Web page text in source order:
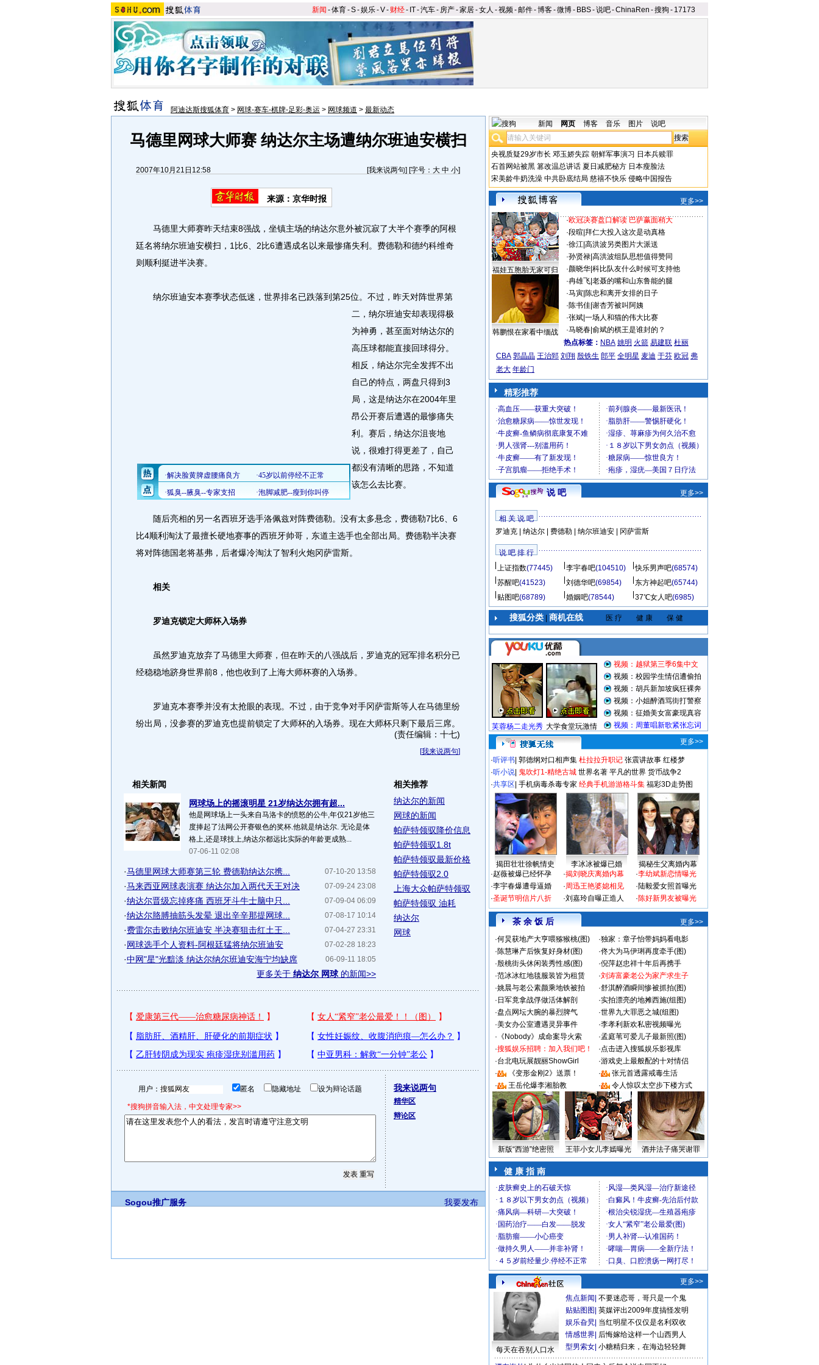
新闻 -体育-S-娱乐-V- 财经- IT-汽车- 房产-家居-女人 -视频-邮件-博客-微博- BBS-说吧-ChinaRen -搜狗 - 17173
阿迪达斯搜狐体育 > 网球-赛车-棋牌-足彩-奥运 > 网球频道 > 最新动态
马德里网球大师赛 纳达尔主场遭纳尔班迪安横扫
2007年10月21日12:58 [我来说两句] [字号： 大 中 小]
来源：京华时报
马德里大师赛昨天结束8强战，坐镇主场的纳达尔意外被沉寂了大半个赛季的阿根
廷名将纳尔班迪安横扫，1比6、2比6遭遇成名以来最惨痛失利。费德勒和德约科维奇
则顺利挺进半决赛。
纳尔班迪安本赛季状态低迷，世界排名已跌落到第25位。 不过，昨天对阵世界第
二，纳尔班迪安却表现得极
为神勇，甚至面对纳达尔的
高压球都能直接回球得分。
相反，纳达尔完全发挥不出
自己的特点，两盘只得到3
局，这是纳达尔在2004年里
昂公开赛后遭遇的最惨痛失
利。赛后，纳达尔沮丧地
说，很难打得更差了，自己
都没有清晰的思路，不知道
该怎么去比赛。
随后亮相的另一名西班牙选手洛佩兹对阵费德勒。没有太多悬念，费德勒7比6、6
比4顺利淘汰了最擅长硬地赛事的西班牙帅哥，东道主选手也全部出局。费德勒半决赛
将对阵德国老将基弗，后者爆冷淘汰了智利火炮冈萨雷斯。
相关
罗迪克锁定大师杯入场券
虽然罗迪克放弃了马德里大师赛，但在昨天的八强战后，罗迪克的冠军排名积分已
经稳稳地跻身世界前8，他也收到了上海大师杯赛的入场券。
罗迪克本赛季并没有太抢眼的表现。不过，由于竞争对手冈萨雷斯等人在马德里纷
纷出局，没参赛的罗迪克也提前锁定了大师杯的入场券。现在大师杯只剩下最后三席。
(责任编辑：十七)
[我来说两句]
相关新闻
网球场上的摇滚明星 21岁纳达尔拥有超...
他是网球场上一头来自马洛卡的愤怒的公牛,年仅21岁他三
度捧起了法网公开赛银色的奖杯.他就是纳达尔. 无论是体
格上,还是球技上,纳达尔都远比实际的年龄更成熟...
07-06-11 02:08
07-10-20 13:58
·马德里网球大师赛第三轮 费德勒纳达尔携...
07-09-24 23:08
·马来西亚网球表演赛 纳达尔加入两代天王对决
07-09-04 06:09
·纳达尔晋级忘掉疼痛 西班牙斗牛士脑中只...
07-08-17 10:14
·纳达尔胳膊抽筋头发晕 退出辛辛那提网球...
07-04-27 23:31
·费雷尔击败纳尔班迪安 半决赛狙击红土王...
07-02-28 18:23
·网球选手个人资料-阿根廷猛将纳尔班迪安
06-09-11 18:05
·中网"星"光黯淡 纳达尔纳尔班迪安海宁均缺席
更多关于 纳达尔 网球 的新闻>>
相关推荐
纳达尔的新闻
网球的新闻
帕萨特领驭降价信息
帕萨特领驭1.8t
帕萨特领驭最新价格
帕萨特领驭2.0
上海大众帕萨特领驭
帕萨特领驭 油耗
纳达尔
网球
用户： 匿名 隐藏地址 设为辩论话题
*搜狗拼音输入法，中文处理专家>>
我来说两句
精华区
辩论区
我要发布
Sogou推广服务
新闻 网页 博客 音乐 图片 说吧
央视质疑29岁市长 邓玉娇失踪 朝鲜军事演习 日本兵赎罪
石首网站被黑 篡改温总讲话 夏日减肥秘方 日本瘦脸法
宋美龄牛奶洗澡 中共卧底结局 慈禧不快乐 侵略中国报告
更多>>
福娃五胞胎无家可归
韩鹏恨在家看中缅战
·欧冠决赛盘口解读 巴萨赢面稍大
·段暄 拜仁大投入这次是动真格
·徐江| 高洪波另类图片大派送
·孙贤禄| 高洪波组队思想值得赞同
·颜晓华| 科比队友什么时候可支持他
·冉雄飞| 老聂的嘴和山东鲁能的腿
·马寅| 陈忠和离开女排的日子
·陈书佳| 谢杏芳被叫阿姨
·张斌| 一场人和猫的伟大比赛
·马晓春| 俞斌的棋王是谁封的？
热点标签： NBA 姚明 火箭 易建联 杜丽
CBA 郭晶晶 王治郅 刘翔 殷铁生 郎平 全明星 麦迪 于芬 欧冠 弗
老大 年龄门
精彩推荐
说 吧 更多>>
相 关 说 吧
罗迪克| 纳达尔| 费德勒| 纳尔班迪安| 冈萨雷斯
说 吧 排 行
上证指数(77445) 李宇春吧(104510) 快乐男声吧(68574)
苏醒吧(41523) 刘德华吧(69854) 东方神起吧(65744)
贴图吧(68789) 婚姻吧(78544) 37℃女人吧(6985)
搜狐分类| 商机在线 医 疗 健 康 保 健
芙蓉杨二走光秀 大学食堂玩激情
视频：越狱第三季6集中文
视频：校园学生情侣遭偷拍
视频：胡兵新加坡疯狂裸奔
视频：小姐醉酒骂街打警察
视频：征婚美女富豪现真容
视频：周董唱新歌紧张忘词
更多>>
·听评书 郭德纲对口相声集 杜拉拉升职记 张震讲故事 红楼梦
·听小说 鬼吹灯1-精绝古城 世界名著 平凡的世界 货币战争2
·共享区 手机病毒杀毒专家 经典手机游游格斗集 福彩3D走势图
揭田壮壮徐帆情史 李冰冰被爆已婚
揭秘生父离婚内幕
·赵薇被爆已经怀孕
·李宇春爆遭母逼婚
·圣诞节明信片八折
·揭刘晓庆离婚内幕
·周迅王艳婆媳相见
·刘嘉玲自曝正造人
·李幼斌新恋情曝光
·陆毅爱女照首曝光
·陈好新男友被曝光
茶 余 饭 后
更多>>
·何炅获地产大亨喂猕猴桃(图) ·独家：章子怡带妈妈看电影
·陈慧琳产后恢复好身材(图) ·佟大为马伊琍再度牵手(图)
·殷桃街头休闲装秀性感(图) ·倪萍赵忠祥十年后再携手
·范冰冰红地毯服装皆为租赁 ·刘涛富豪老公为家产求生子
·姚晨与老公素颜乘地铁被拍 ·舒淇醉酒瞬间惨被抓拍(图)
· 日军竟拿战俘做活体解剖 ·实拍漂亮的地摊西施(组图)
·盘点网坛大腕的暴烈脾气 ·世界九大罪恶之城(组图)
·美女办公室遭遇灵异事件 ·李孝利新欢私密视频曝光
· 《Nobody》成命案导火索 ·孟庭苇可爱儿子最新照(图)
·搜狐娱乐招聘：加入我们吧！ ·点击进入搜狐娱乐影视库
·台北电玩展靓丽ShowGirl ·游戏史上最般配的十对情侣
·
《变形金刚2》送票！ ·
张元首透露戒毒生活
·
王岳伦爆李湘胎教 · 令人惊叹太空步下楼方式
新版“西游”绝密照 王菲小女儿李嫣曝光 酒井法子痛哭谢罪
健 康 指 南
更多>>
每天在吞别人口水
焦点新闻 不要迷恋哥，哥只是一个鬼
贴贴图图 英媒评出2009年度搞怪发明
娱乐旮旯 当红明星不仅仅是名利双收
情感世界 后悔嫁给这样一个山西男人
型男索女 小糖精归来，在海边轻轻舞